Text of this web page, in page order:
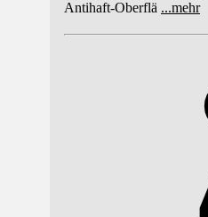
Antihaft-Oberflä ...mehr